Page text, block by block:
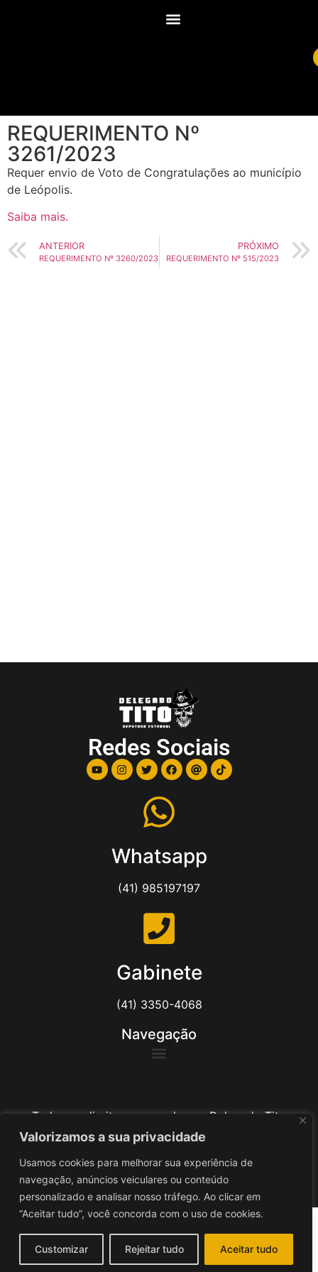
Valorizamos a sua privacidade
Usamos cookies para melhorar sua experiência de
navegação, anúncios veiculares ou conteúdo
personalizado e analisar nosso tráfego. Ao clicar em
“Aceitar tudo”, você concorda com o uso de cookies.
Customizar Rejeitar tudo Aceitar tudo
REQUERIMENTO Nº
3261/2023
Requer envio de Voto de Congratulações ao município
de Leópolis.
Saiba mais.
ANTERIOR
REQUERIMENTO Nº 3260/2023
PRÓXIMO
REQUERIMENTO Nº 515/2023
Redes Sociais
Whatsapp
(41) 985197197
Gabinete
(41) 3350-4068
Navegação
Todos os direitos reservados ao Delegado Tito
Barichello
Desenvolvido poriv3